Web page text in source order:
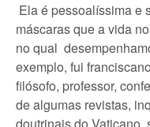
Ela é pessoalíssima e
máscaras que a vida
no qual
exemplo, fui
filósofo, professor,
de algumas revistas,